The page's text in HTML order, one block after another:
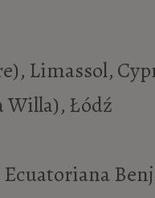
Limassol,
Willa), Łódź
Ecuatoriana